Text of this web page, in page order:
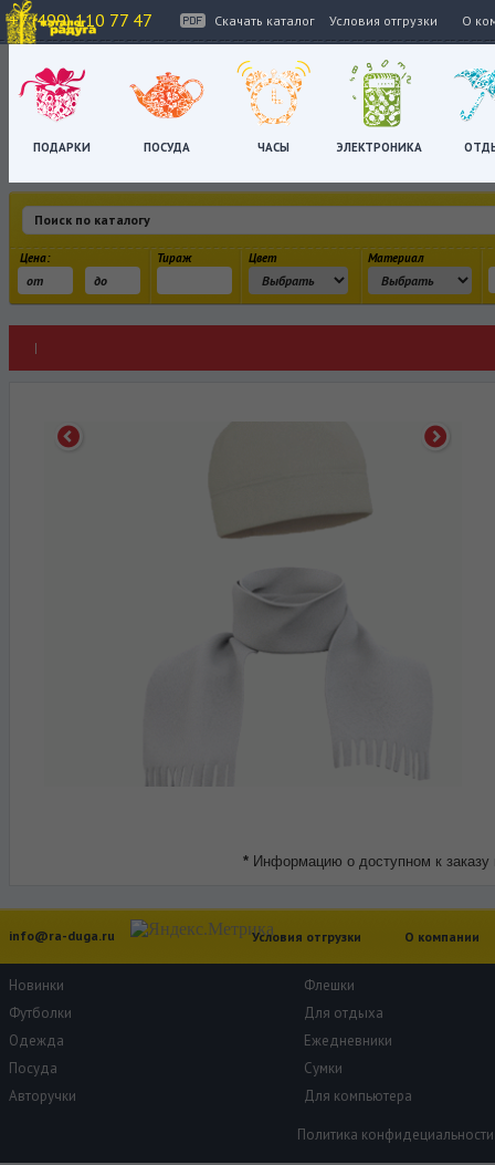
+7 (499) 110 77 47 Скачать каталог Условия отгрузки О
ПОДАРКИ ПОСУДА ЧАСЫ ЭЛЕКТРОНИКА
Цена: Тираж Цвет Материал
|
* Информацию о доступном к заказу
info@ra-duga.ru Условия отгрузки О компании
Новинки
Флешки
Футболки
Для отдыха
Одежда
Ежедневники
Посуда
Сумки
Авторучки
Для компьютера
Политика конфидециальности